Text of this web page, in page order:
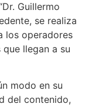
Guillermo
se realiza
los operadores
llegan a su
modo en su
del contenido,